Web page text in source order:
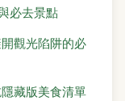
必去景點
觀光陷阱的必
藏版美食清單